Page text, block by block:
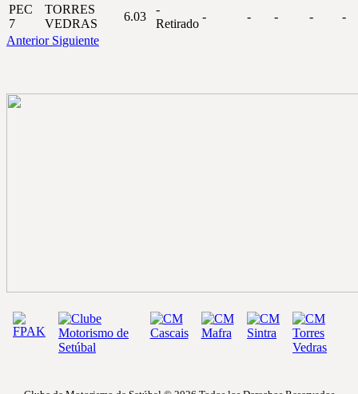
PEC
7
TORRES
VEDRAS
6.03
-
Retirado
- - - -
-
Anterior Siguiente